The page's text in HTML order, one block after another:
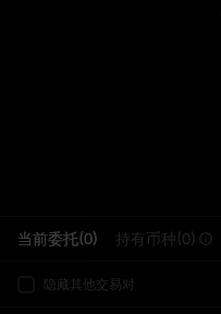
当前委托(0) 持有币种(0)
隐藏其他交易对